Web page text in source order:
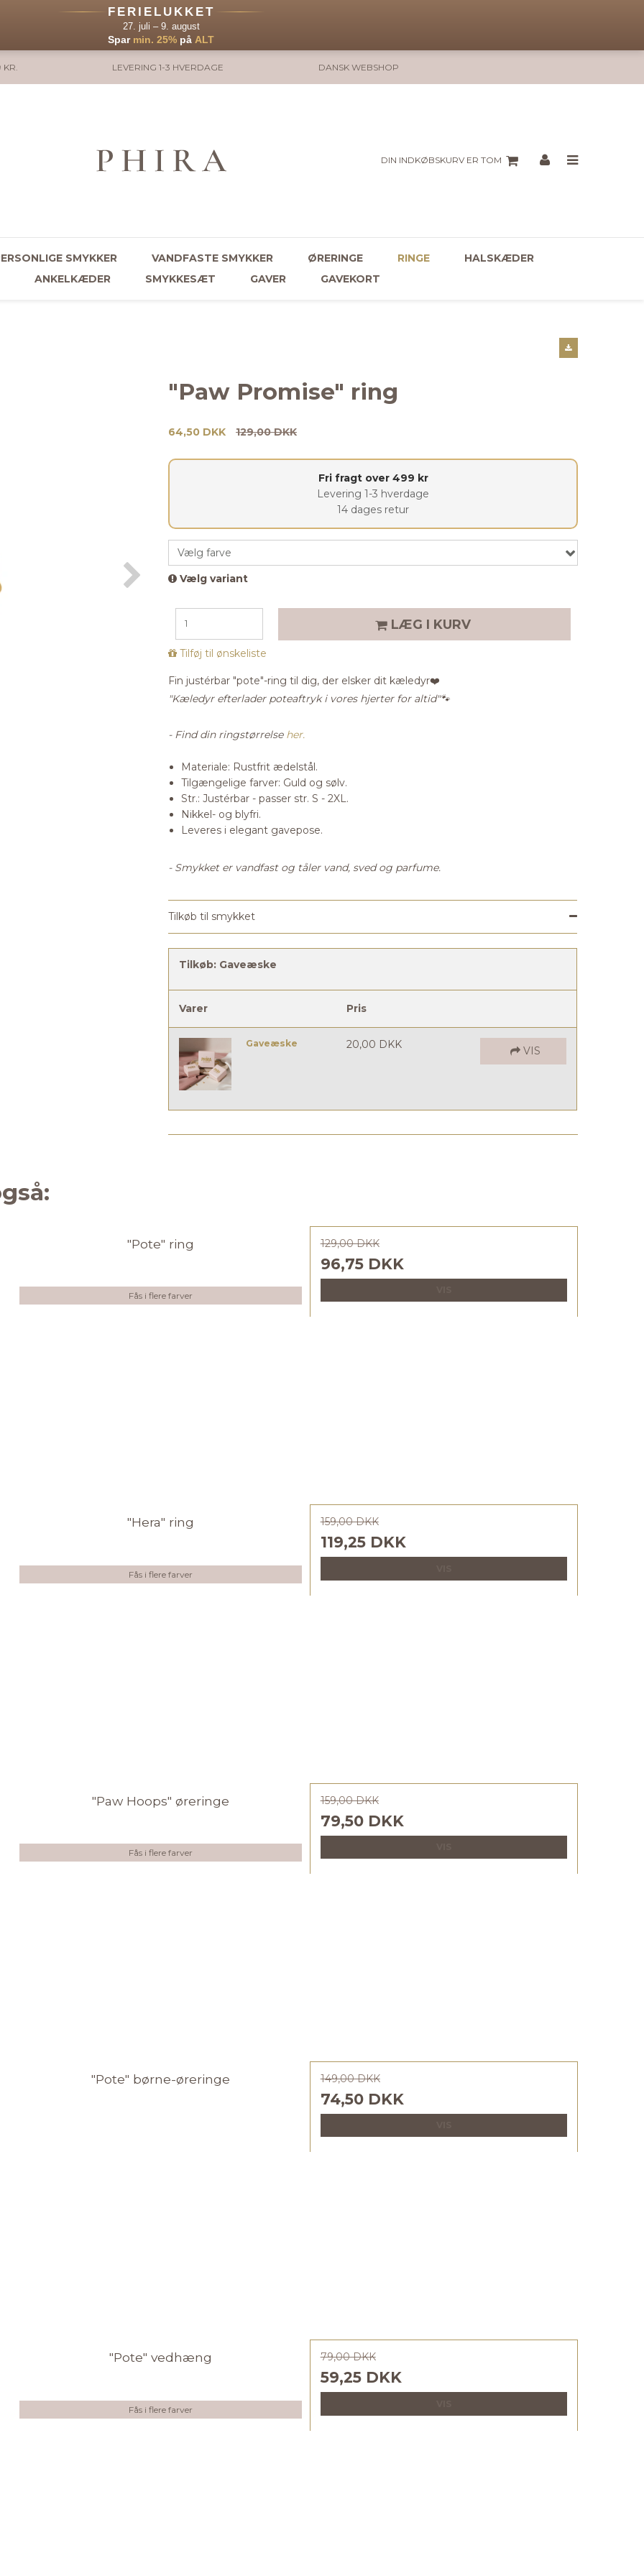
FERIELUKKET
27. juli – 9. august
Spar min. 25% på ALT
KR. LEVERING 1-3 HVERDAGE DANSK WEBSHOP
DIN INDKØBSKURV ER TOM
SMYKKER VANDFASTE SMYKKER ØRERINGE RINGE
HALSKÆDER
ANKELKÆDER
SMYKKESÆT GAVER GAVEKORT
"Paw Promise" ring
64,50 DKK 129,00 DKK
Fri fragt over 499 kr
Levering 1-3 hverdage
14 dages retur
Vælg farve
Vælg variant
LÆG I KURV
Tilføj til ønskeliste
Fin justérbar "pote"-ring til dig, der elsker dit kæledyr❤️
"Kæledyr efterlader poteaftryk i vores hjerter for altid"🐾
- Find din ringstørrelseher.
Materiale: Rustfrit ædelstål.
Tilgængelige farver: Guld og sølv.
Str.: Justérbar - passer str. S - 2XL.
Nikkel- og blyfri.
Leveres i elegant gavepose.
- Smykket er vandfast og tåler vand, sved og parfume.
Tilkøb til smykket
Tilkøb: Gaveæske
Varer Pris
Gaveæske 20,00 DKK VIS
"Pote" ring
Fås i flere farver
129,00 DKK
96,75 DKK
"Hera" ring
Fås i flere farver
159,00 DKK
119,25 DKK
"Paw Hoops" øreringe
Fås i flere farver
159,00 DKK
79,50 DKK
"Pote" børne-øreringe 149,00 DKK
74,50 DKK
"Pote" vedhæng
Fås i flere farver
79,00 DKK
59,25 DKK